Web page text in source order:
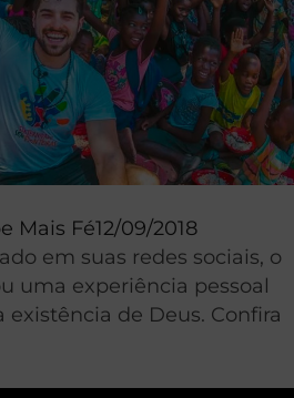
Mais Fé12/09/2018
em suas redes sociais, o
uma experiência pessoal
existência de Deus. Confira